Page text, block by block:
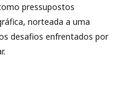
pressupostos
norteada a uma
desafios enfrentados por